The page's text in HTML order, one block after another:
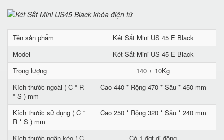
Tên sản phẩm
Két Sắt Mini US 45 E Black
Model
Két Sắt Mini US 45 E Black
Trọng lượng
140 ± 10Kg
Kích thước ngoài ( C * R
* S ) mm
Cao 440 * Rộng 470 * Sâu * 450 mm
Kích thước sử dụng ( C *
R * S ) mm
Cao 250 * Rộng 320 * Sâu * 240 mm